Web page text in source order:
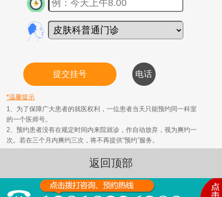
*温馨提示
1、为了保障广大患者的就医权利，一位患者当天只能预约同一科室
的一个医师号。
2、预约患者没有在规定时间内来院就诊，作自动放弃，视为爽约一
次。若在三个月内爽约三次，将不再提供“预约”服务。
返回顶部